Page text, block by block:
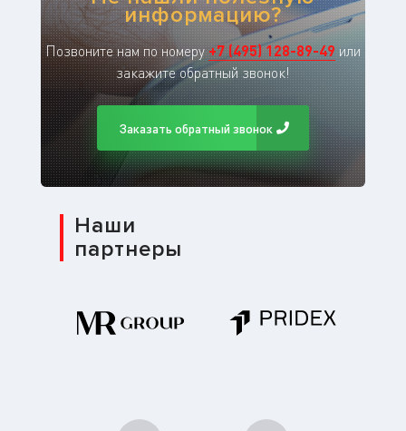
информацию?
Позвоните нам по номеру+7(495)128-89-49 или
закажите обратный звонок!
Заказать обратный звонок
Наши
партнеры